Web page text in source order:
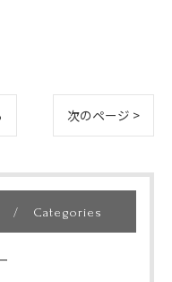
次のページ >
Categories